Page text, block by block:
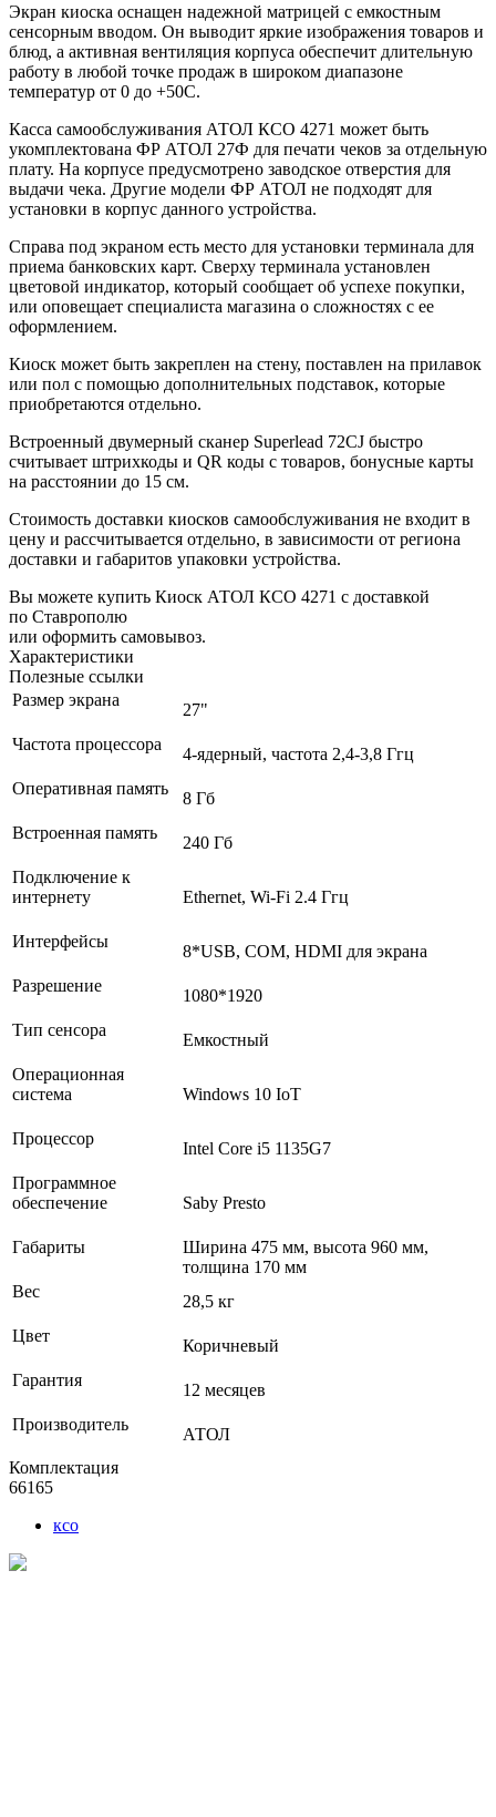
Экран киоска оснащен надежной матрицей с емкостным
сенсорным вводом. Он выводит яркие изображения товаров и
блюд, а активная вентиляция корпуса обеспечит длительную
работу в любой точке продаж в широком диапазоне
температур от 0 до +50С.
Касса самообслуживания АТОЛ КСО 4271 может быть
укомплектована ФР АТОЛ 27Ф для печати чеков за отдельную
плату. На корпусе предусмотрено заводское отверстия для
выдачи чека. Другие модели ФР АТОЛ не подходят для
установки в корпус данного устройства.
Справа под экраном есть место для установки терминала для
приема банковских карт. Сверху терминала установлен
цветовой индикатор, который сообщает об успехе покупки,
или оповещает специалиста магазина о сложностях с ее
оформлением.
Киоск может быть закреплен на стену, поставлен на прилавок
или пол с помощью дополнительных подставок, которые
приобретаются отдельно.
Встроенный двумерный сканер Superlead 72CJ быстро
считывает штрихкоды и QR коды с товаров, бонусные карты
на расстоянии до 15 см.
Стоимость доставки киосков самообслуживания не входит в
цену и рассчитывается отдельно, в зависимости от региона
доставки и габаритов упаковки устройства.
Вы можете купить Киоск АТОЛ КСО 4271 с доставкой
по Ставрополю
или оформить самовывоз.
Характеристики
Полезные ссылки
Размер экрана
27"
Частота процессора
4-ядерный, частота 2,4-3,8 Ггц
Оперативная память
8 Гб
Встроенная память
240 Гб
Подключение к
интернету
Ethernet, Wi-Fi 2.4 Ггц
Интерфейсы
8*USB, COM, HDMI для экрана
Разрешение
1080*1920
Тип сенсора
Емкостный
Операционная
система
Windows 10 IoT
Процессор
Intel Core i5 1135G7
Программное
обеспечение
Saby Presto
Габариты
Ширина 475 мм, высота 960 мм,
толщина 170 мм
Вес
28,5 кг
Цвет
Коричневый
Гарантия
12 месяцев
Производитель
АТОЛ
Комплектация
66165
ксо